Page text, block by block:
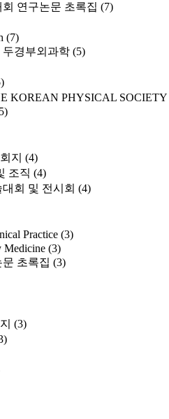
연구논문 초록집 (7)
(7)
경부외과학 (5)
KOREAN PHYSICAL SOCIETY
지 (4)
조직 (4)
회 및 전시회 (4)
Practice (3)
Medicine (3)
초록집 (3)
(3)